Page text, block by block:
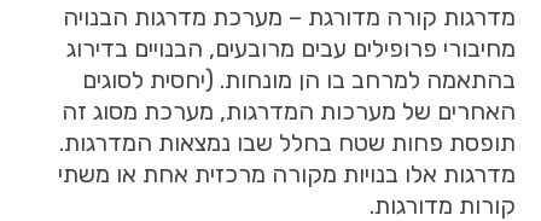
מדרגות קורה מדורגת – מערכת מדרגות הבנויה
מחיבורי פרופילים עבים מרובעים, הבנויים בדירוג
בהתאמה למרחב בו הן מונחות. (יחסית לסוגים
האחרים של מערכות המדרגות, מערכת מסוג זה
תופסת פחות שטח בחלל שבו נמצאות המדרגות.
מדרגות אלו בנויות מקורה מרכזית אחת או משתי
קורות מדורגות.